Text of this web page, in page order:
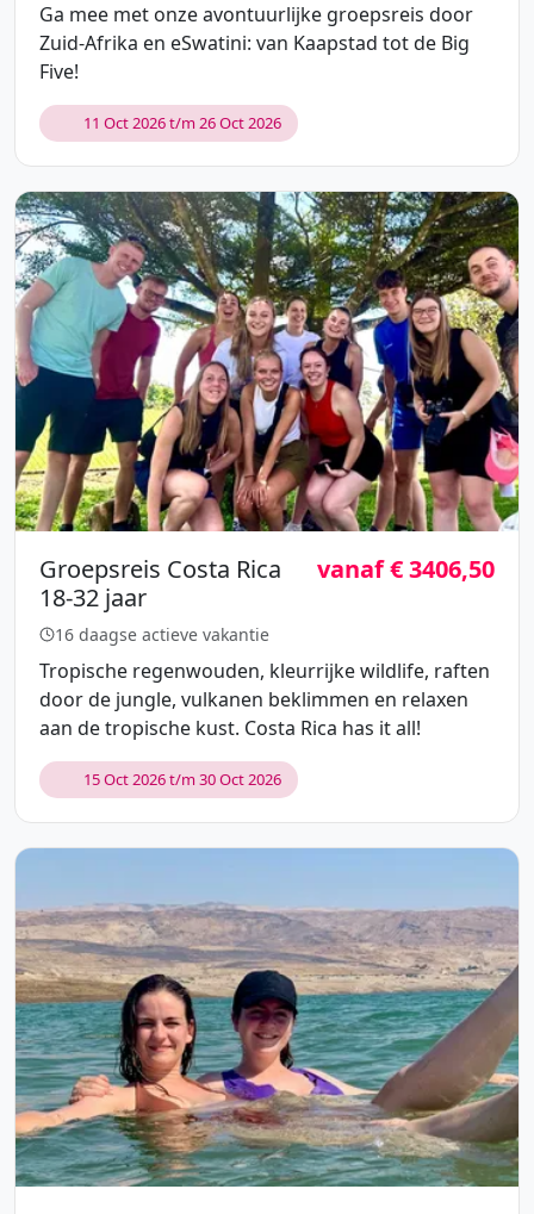
Ga mee met onze avontuurlijke groepsreis door
Zuid-Afrika en eSwatini: van Kaapstad tot de Big
Five!
11 Oct 2026 t/m 26 Oct 2026
Groepsreis Costa Rica
18-32 jaar
vanaf € 3406,50
16 daagse actieve vakantie
Tropische regenwouden, kleurrijke wildlife, raften
door de jungle, vulkanen beklimmen en relaxen
aan de tropische kust. Costa Rica has it all!
15 Oct 2026 t/m 30 Oct 2026